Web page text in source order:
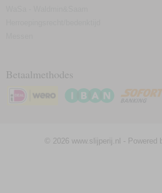
Betaalmethodes
© 2026 www.slijperij.nl - Powered